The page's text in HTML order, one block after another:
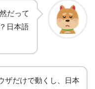
だって
日本語
ザだけで動くし、日本